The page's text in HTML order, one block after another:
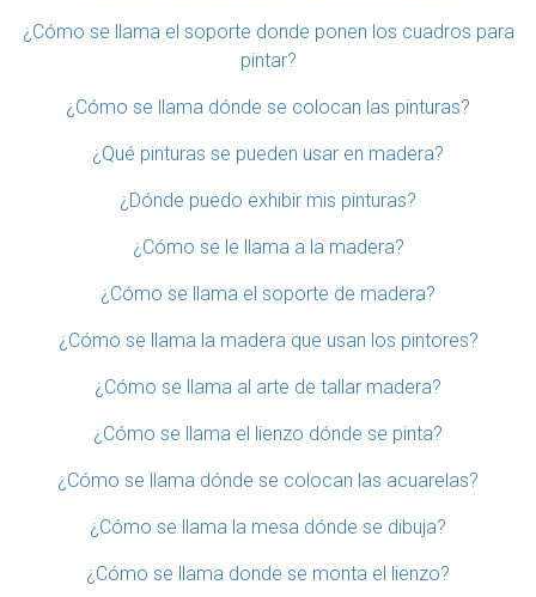
¿Cómo se llama el soporte donde ponen los cuadros para
pintar?
¿Cómo se llama dónde se colocan las pinturas?
¿Qué pinturas se pueden usar en madera?
¿Dónde puedo exhibir mis pinturas?
¿Cómo se le llama a la madera?
¿Cómo se llama el soporte de madera?
¿Cómo se llama la madera que usan los pintores?
¿Cómo se llama al arte de tallar madera?
¿Cómo se llama el lienzo dónde se pinta?
¿Cómo se llama dónde se colocan las acuarelas?
¿Cómo se llama la mesa dónde se dibuja?
¿Cómo se llama donde se monta el lienzo?